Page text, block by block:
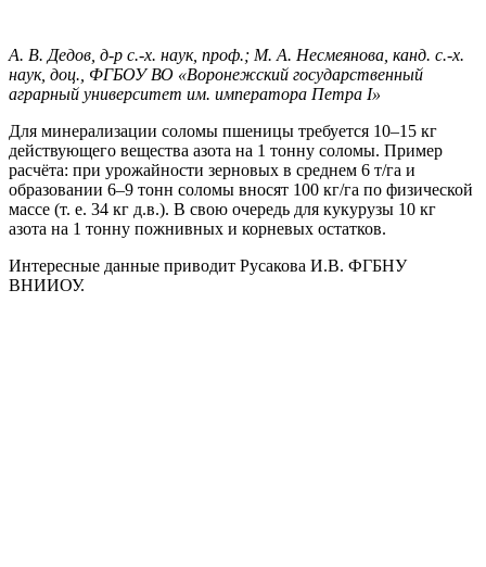
А. В. Дедов, д-р с.-х. наук, проф.; М. А. Несмеянова, канд. с.-х.
наук, доц., ФГБОУ ВО «Воронежский государственный
аграрный университет им. императора Петра I»
Для минерализации соломы пшеницы требуется 10–15 кг
действующего вещества азота на 1 тонну соломы. Пример
расчёта: при урожайности зерновых в среднем 6 т/га и
образовании 6–9 тонн соломы вносят 100 кг/га по физической
массе (т. е. 34 кг д.в.). В свою очередь для кукурузы 10 кг
азота на 1 тонну пожнивных и корневых остатков.
Интересные данные приводит Русакова И.В. ФГБНУ
ВНИИОУ.